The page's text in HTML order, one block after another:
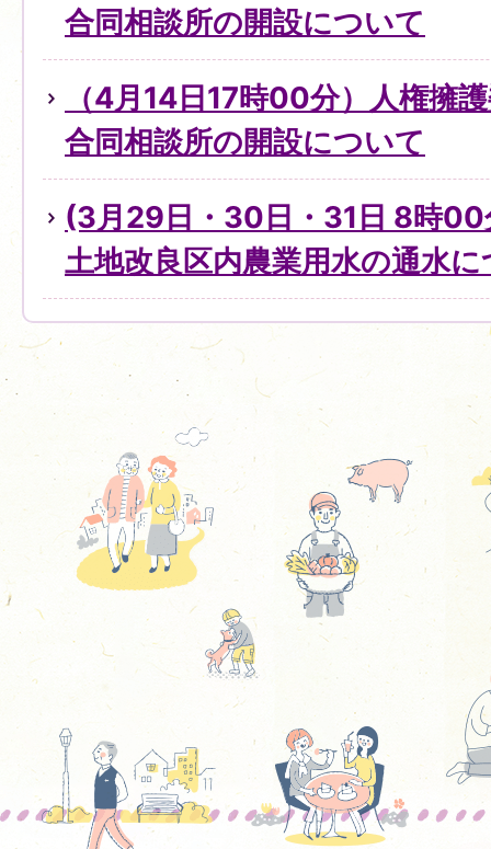
合同相談所の開設について
（4月14日17時00分）人権擁
合同相談所の開設について
(3月29日・30日・31日 8時
土地改良区内農業用水の通水